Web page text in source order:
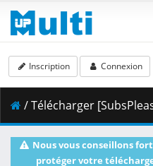
Inscription Connexion
/ Télécharger [SubsPlease] Kijin Gentoushou - 09
Nous vous conseillons
protéger votre